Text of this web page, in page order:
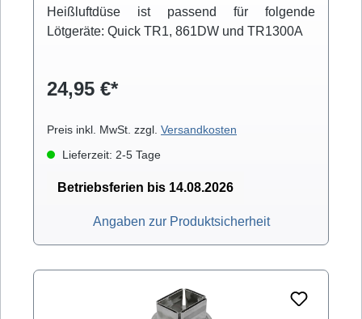
Heißluftdüse ist passend für folgende
Lötgeräte: Quick TR1, 861DW und TR1300A
24,95 €*
Preis inkl. MwSt. zzgl. Versandkosten
Lieferzeit: 2-5 Tage
Betriebsferien bis 14.08.2026
Angaben zur Produktsicherheit